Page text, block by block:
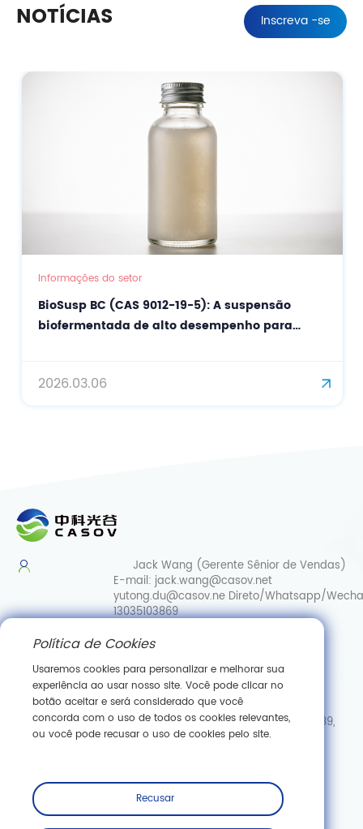
NOTÍCIAS Inscreva -se
Informações do setor
BioSusp BC (CAS 9012-19-5): A suspensão
biofermentada de alto desempenho para
2026.03.06
Jack Wang (Gerente Sênior de Vendas)
E-mail: jack.wang@casov.net
yutong.du@casov.ne Direto/Whatsapp/
13035103869
Serviços e sugestões
Direct/Whatsapp/Wechat: 0086-
15307143249
Hub de Inovação em Biologia Sintética de Wuhan, N.º 89,
Rua Gaokeyuan 3.ª, Zona de Desenvolvimento de Nova
Inscreva -se
Política de Cookies
Usaremos cookies para personalizar e melhorar sua
experiência ao usar nosso site. Você pode clicar no
botão aceitar e será considerado que você
concorda com o uso de todos os cookies relevantes,
ou você pode recusar o uso de cookies pelo site.
Recusar